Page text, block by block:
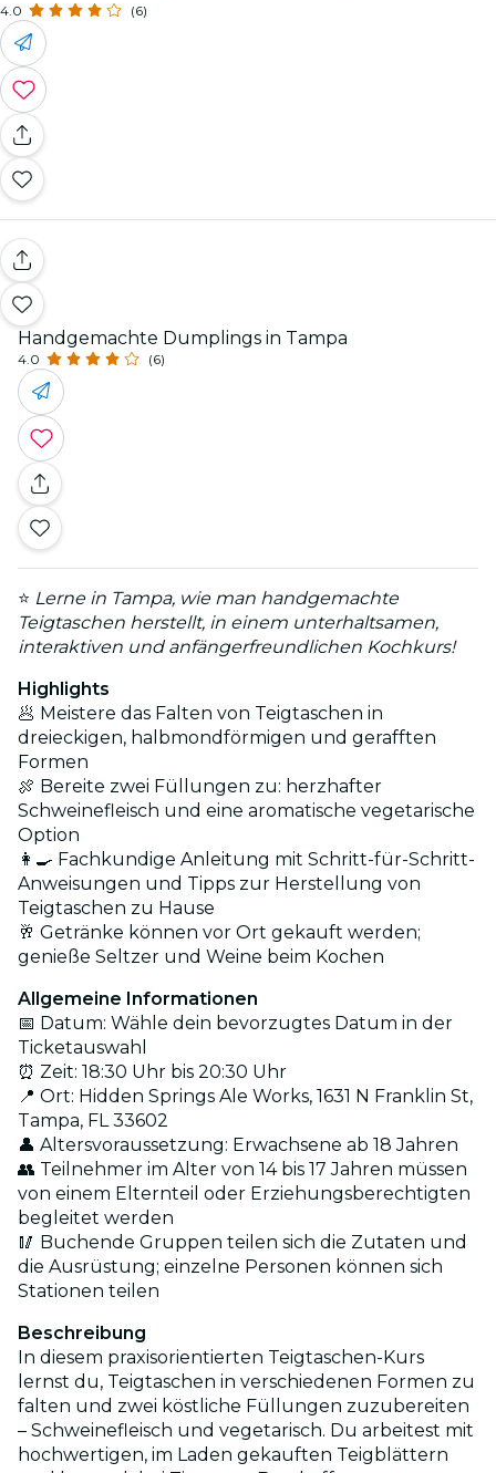
4.0 (6)
Handgemachte Dumplings in Tampa
4.0 (6)
⭐ Lerne in Tampa, wie man handgemachte
Teigtaschen herstellt, in einem unterhaltsamen,
interaktiven und anfängerfreundlichen Kochkurs!
Highlights
🥟 Meistere das Falten von Teigtaschen in
dreieckigen, halbmondförmigen und gerafften
Formen
🍖 Bereite zwei Füllungen zu: herzhafter
Schweinefleisch und eine aromatische vegetarische
Option
👩‍🍳 Fachkundige Anleitung mit Schritt-für-Schritt-
Anweisungen und Tipps zur Herstellung von
Teigtaschen zu Hause
🥂 Getränke können vor Ort gekauft werden;
genieße Seltzer und Weine beim Kochen
Allgemeine Informationen
📅 Datum: Wähle dein bevorzugtes Datum in der
Ticketauswahl
⏰ Zeit: 18:30 Uhr bis 20:30 Uhr
📍 Ort: Hidden Springs Ale Works, 1631 N Franklin St,
Tampa, FL 33602
👤 Altersvoraussetzung: Erwachsene ab 18 Jahren
👥 Teilnehmer im Alter von 14 bis 17 Jahren müssen
von einem Elternteil oder Erziehungsberechtigten
begleitet werden
🥢 Buchende Gruppen teilen sich die Zutaten und
die Ausrüstung; einzelne Personen können sich
Stationen teilen
Beschreibung
In diesem praxisorientierten Teigtaschen-Kurs
lernst du, Teigtaschen in verschiedenen Formen zu
falten und zwei köstliche Füllungen zuzubereiten
– Schweinefleisch und vegetarisch. Du arbeitest mit
hochwertigen, im Laden gekauften Teigblättern